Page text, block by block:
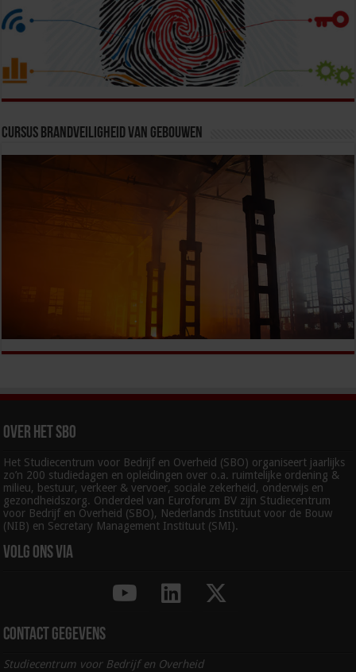
Cursus Brandveiligheid van Gebouwen
Over het SBO
Het Studiecentrum voor Bedrijf en Overheid (SBO) organiseert jaarlijks
zo’n 200 studiedagen en opleidingen over o.a. ruimtelijke ordening &
milieu, bestuur, verkeer & vervoer, sociale zekerheid, onderwijs en
gezondheidszorg. Onderdeel van Euroforum BV zijn Studiecentrum
voor Bedrijf en Overheid (SBO), Nederlands Instituut voor de Bouw
(NIB) en Secretary Management Instituut (SMI).
Volg ons via
Contact gegevens
Studiecentrum voor Bedrijf en Overheid